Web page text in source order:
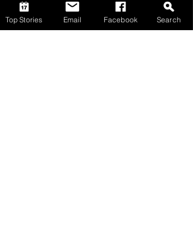
Top Stories Email Facebook Search